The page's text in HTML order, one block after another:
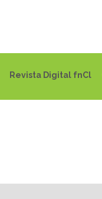
Revista Digital fnCl